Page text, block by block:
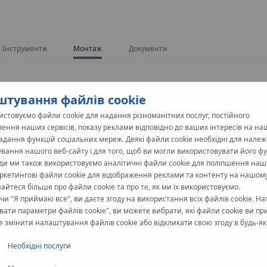
Інструменти Монтаж Документи
проста, швидка і, перш за все, безпечна (відсутня
ring) досягається шляхом натягування полімерного кільця
таких як тефлонова стрічка або пакля.
файлів cookie
файли cookie для надання різноманітних послуг, постійного
наших сервісів, показу реклами відповідно до ваших інтересів на
функцій соціальних мереж. Деякі файли cookie необхідні для
нашого веб-сайту і для того, щоб ви могли використовувати його
ми також використовуємо аналітичні файли cookie для поліпшення
файли cookie для відображення реклами та контенту на
більше про файли cookie та про те, як ми їх використовуємо.
"Я приймаю все", ви даєте згоду на використання всіх файлів cookie.
параметри файлів cookie", ви можете вибрати, які файли cookie ви
змінити налаштування файлів cookie або відкликати свою згоду в будь-
Необхідні послуги